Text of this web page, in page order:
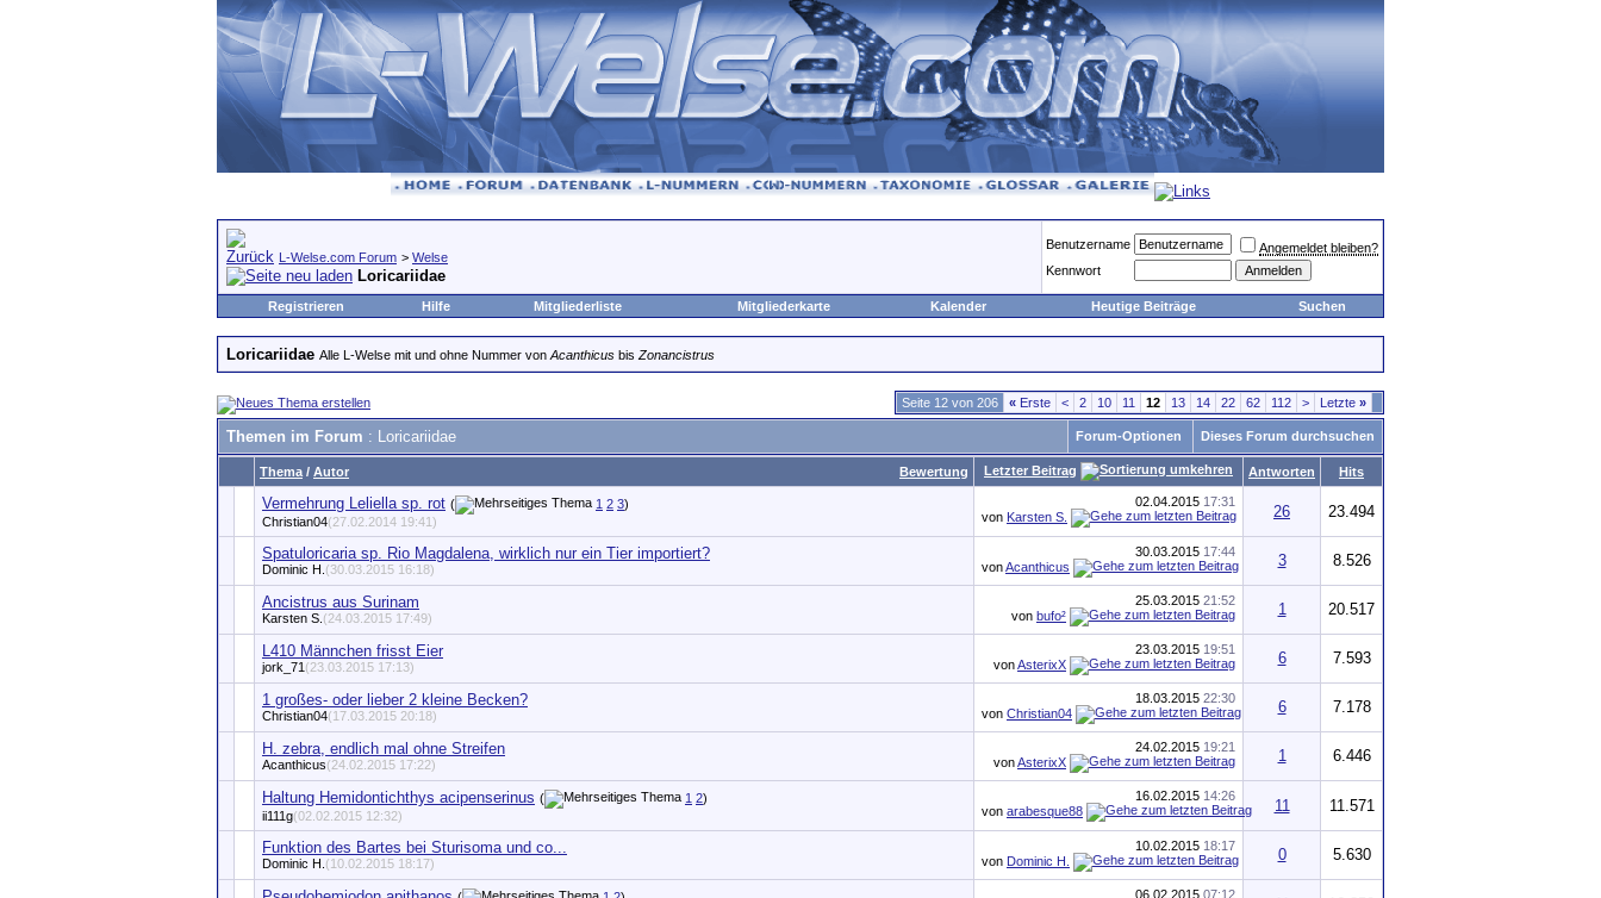
L-Welse.com Forum > Welse
Loricariidae
Benutzername
Angemeldet bleiben?
Kennwort
Registrieren Hilfe Mitgliederliste Mitgliederkarte Kalender Heutige Beiträge Suchen
Loricariidae Alle L-Welse mit und ohne Nummer von Acanthicus bis Zonancistrus
Seite 12 von 206 « Erste < 2 10 11 12 13 14 22 62 112 > Letzte »
Themen im Forum : Loricariidae Forum-Optionen Dieses Forum durchsuchen
Bewertung
Thema / Autor Letzter Beitrag Antworten Hits
Vermehrung Leliella sp. rot ( 1 2 3)
Christian04(27.02.2014 19:41)
02.04.2015 17:31
von Karsten S. 26 23.494
Spatuloricaria sp. Rio Magdalena, wirklich nur ein Tier importiert?
Dominic H. (30.03.2015 16:18)
30.03.2015 17:44
vonAcanthicus 3 8.526
Ancistrus aus Surinam
Karsten S. (24.03.2015 17:49)
25.03.2015 21:52
von bufo² 1 20.517
L410 Männchen frisst Eier
jork_71 (23.03.2015 17:13)
23.03.2015 19:51
vonAsterixX 6 7.593
1 großes- oder lieber 2 kleine Becken?
Christian04(17.03.2015 20:18)
18.03.2015 22:30
von Christian04 6 7.178
H. zebra, endlich mal ohne Streifen
Acanthicus(24.02.2015 17:22)
24.02.2015 19:21
vonAsterixX 1 6.446
Haltung Hemidontichthys acipenserinus ( 1 2)
ii111g(02.02.2015 12:32)
16.02.2015 14:26
von arabesque88 11 11.571
Funktion des Bartes bei Sturisoma und co...
Dominic H. (10.02.2015 18:17)
10.02.2015 18:17
von Dominic H. 0 5.630
06.02.2015 07:12